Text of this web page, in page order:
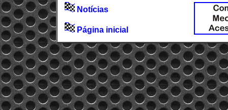
Notícias
Página inicial